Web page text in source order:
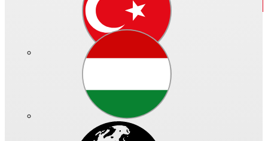
Veuillez vous identifier
Ventilateurs de gaine hélicoïde, virole avec brides aux extrémités.
Entraînement direct.
Enveloppe cylindrique en tôle d'acier galvanisée avec brides